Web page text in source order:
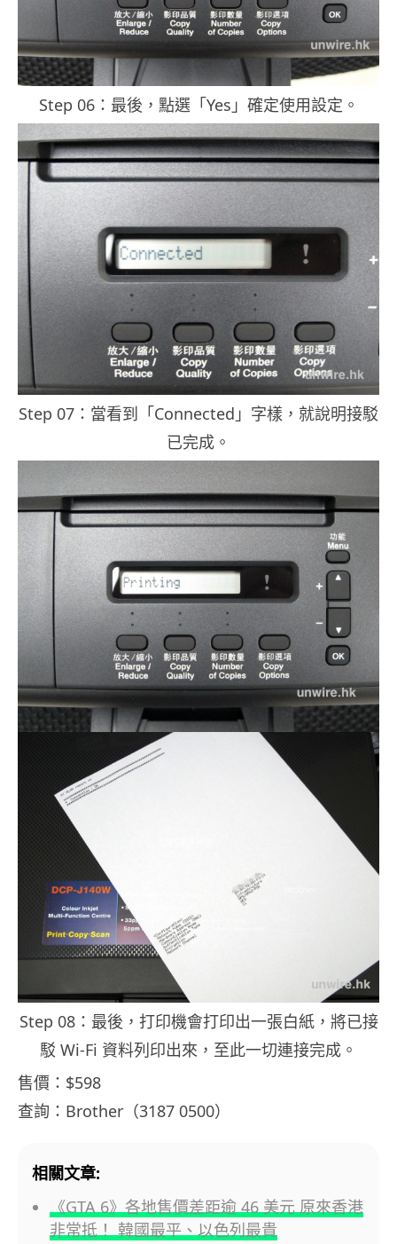
Step 06：最後，點選「Yes」確定使用設定。
Step 07：當看到「Connected」字樣，就說明接駁
已完成。
Step 08：最後，打印機會打印出一張白紙，將已接
駁 Wi-Fi 資料列印出來，至此一切連接完成。
售價：$598
查詢：Brother（3187 0500）
相關文章:
《GTA 6》各地售價差距逾 46 美元 原來香港
非常抵！ 韓國最平、以色列最貴